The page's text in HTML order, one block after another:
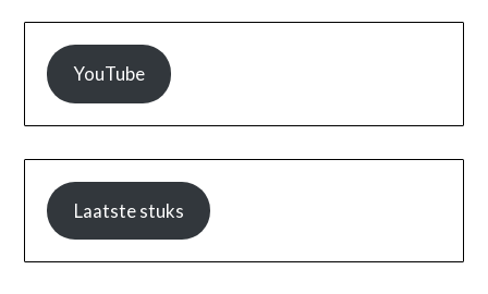
YouTube
Laatste stuks